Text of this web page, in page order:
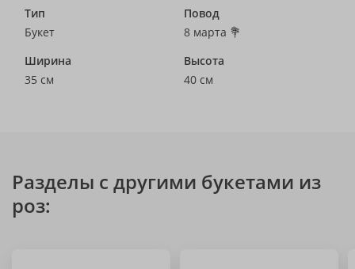
Тип
Букет
Повод
8 марта 💐
Ширина
35 см
Высота
40 см
Разделы с другими букетами из
роз: